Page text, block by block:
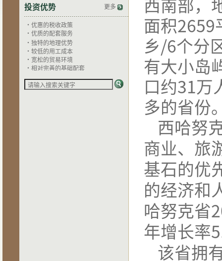
投资优势 更多
·相对完善的基础配套
·优惠的税收政策
·优质的配套服务
·独特的地理优势
·较低的用工成本
·宽松的贸易环境
·相对完善的基础配套
·优惠的税收政策
·优质的配套服务
面积2659
乡/6个分
有大小岛
口约31万
多的省份
西哈努
商业、旅
基石的优
的经济和
哈努克省
年增长率
该省拥